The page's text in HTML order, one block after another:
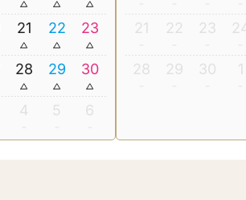
21 22 23
28 29 30
4 5 6
21 22 23
28 29 30 1